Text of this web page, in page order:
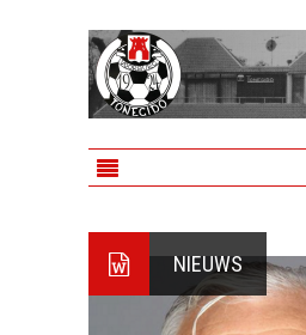
NIEUWS